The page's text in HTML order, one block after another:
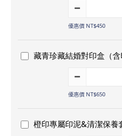
優惠價 NT$450
藏青珍藏結婚對印盒（含
優惠價 NT$650
橙印專屬印泥&清潔保養